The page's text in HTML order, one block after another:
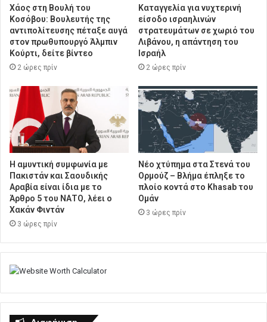
Χάος στη Βουλή του
Κοσόβου: Βουλευτής της
αντιπολίτευσης πέταξε αυγά
στον πρωθυπουργό Άλμπιν
Κούρτι, δείτε βίντεο
2 ώρες πρίν
Καταγγελία για νυχτερινή
είσοδο ισραηλινών
στρατευμάτων σε χωριό του
Λιβάνου, η απάντηση του
Ισραήλ
2 ώρες πρίν
Η αμυντική συμφωνία με
Πακιστάν και Σαουδικής
Αραβία είναι ίδια με το
Άρθρο 5 του ΝΑΤΟ, λέει ο
Χακάν Φιντάν
3 ώρες πρίν
Νέο χτύπημα στα Στενά του
Ορμούζ – Βλήμα έπληξε το
πλοίο κοντά στο Khasab του
Ομάν
3 ώρες πρίν